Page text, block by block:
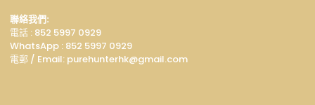
聯絡我們:
電話 : 852 5997 0929
WhatsApp : 852 5997 0929
電郵 / Email: purehunterhk@gmail.com